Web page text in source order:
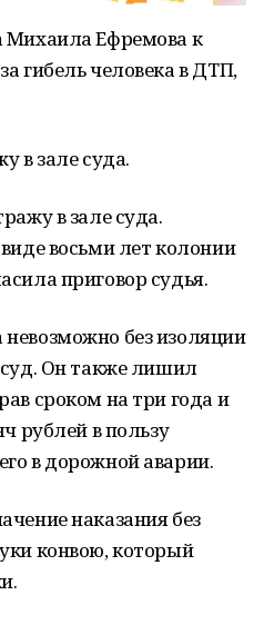
Михаила Ефремова к
гибель человека в ДТП,
в зале суда.
в зале суда.
восьми лет колонии
приговор судья.
без изоляции
Он также лишил
сроком на три года и
рублей в пользу
в дорожной аварии.
наказания без
конвою, который